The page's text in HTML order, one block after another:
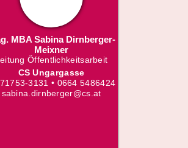
MBA Sabina Dirnberger-
Meixner
Öffentlichkeitsarbeit
CS Ungargasse
3131 • 0664 5486424
sabina.dirnberger@cs.at